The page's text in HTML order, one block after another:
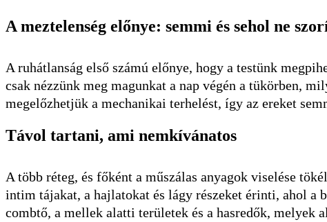
A meztelenség előnye: semmi és sehol ne
A ruhátlanság első számú előnye, hogy a testünk
csak nézzünk meg magunkat a nap végén a tükörben,
megelőzhetjük a mechanikai terhelést, így az ereket
Távol tartani, ami nemkívánatos
A több réteg, és főként a műszálas anyagok viselése
intim tájakat, a hajlatokat és lágy részeket érinti, ahol a
combtő, a mellek alatti területek és a hasredők, melyek